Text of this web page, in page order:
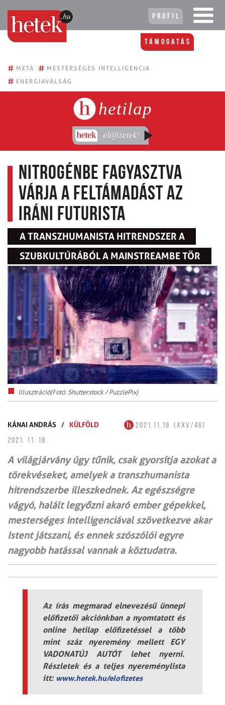
Profil
Támogatás
# META # MESTERSÉGES INTELLIGENCIA
# ENERGIAVÁLSÁG
hetilap
Nitrogénbe fagyasztva
várja a feltámadást az
iráni futurista
A TRANSZHUMANISTA HITRENDSZER A
SZUBKULTÚRÁBÓL A MAINSTREAMBE TÖR
Illusztráció(Fotó: Shutterstock / PuzzlePix)
KÁNAI ANDRÁS / KÜLFÖLD
2021.11.19. (XXV/46)
2021. 11. 18.
A világjárvány úgy tűnik, csak gyorsítja azokat a
törekvéseket, amelyek a transzhumanista
hitrendszerbe illeszkednek. Az egészségre
vágyó, halált legyőzni akaró ember gépekkel,
mesterséges intelligenciával szövetkezve akar
Istent játszani, és ennek szószólói egyre
nagyobb hatással vannak a köztudatra.
Az írás megmarad elnevezésű ünnepi
előfizetői akciónkban a nyomtatott és
online hetilap előfizetéssel a több
mint száz nyeremény mellett EGY
VADONATÚJ AUTÓT lehet nyerni.
Részletek és a teljes nyereménylista
itt: www.hetek.hu/elofizetes